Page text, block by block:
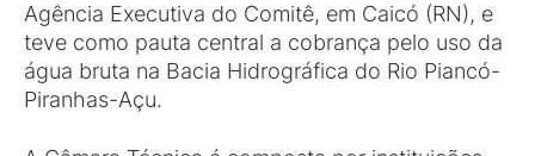
Agência Executiva do Comitê, em Caicó (RN), e
teve como pauta central a cobrança pelo uso da
água bruta na Bacia Hidrográfica do Rio Piancó-
Piranhas-Açu.